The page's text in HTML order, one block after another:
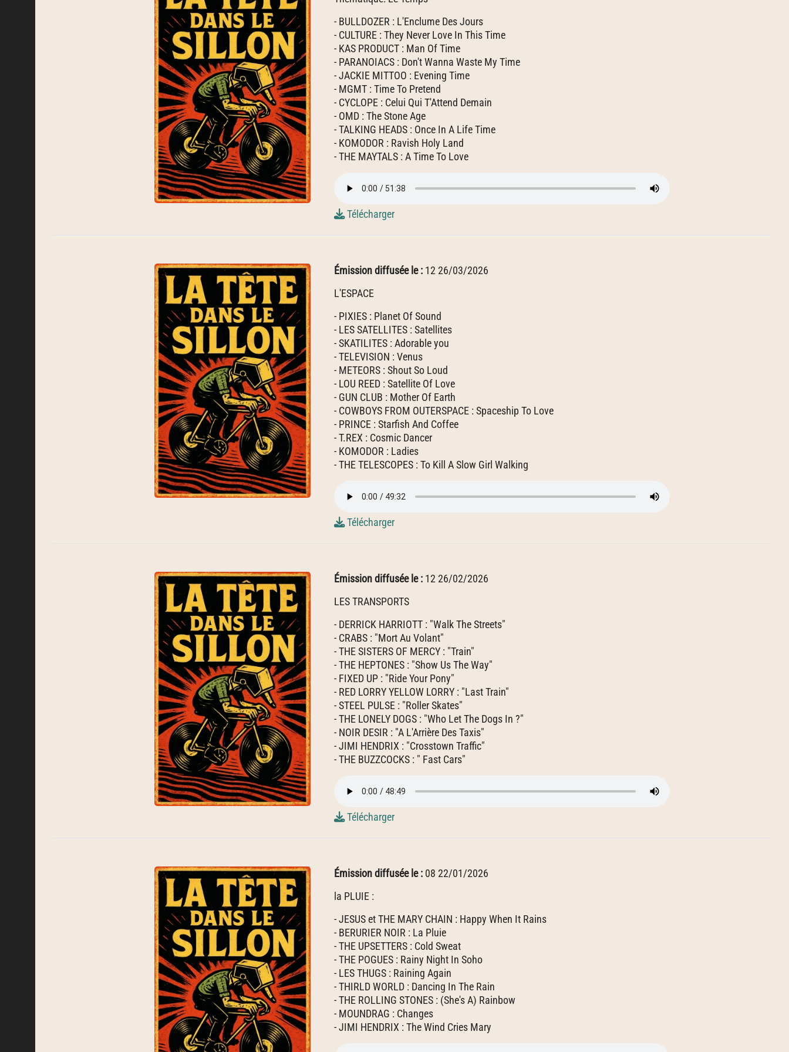
- BULLDOZER : L'Enclume Des Jours
- CULTURE : They Never Love In This Time
- KAS PRODUCT : Man Of Time
- PARANOIACS : Don't Wanna Waste My Time
- JACKIE MITTOO : Evening Time
- MGMT : Time To Pretend
- CYCLOPE : Celui Qui T'Attend Demain
- OMD : The Stone Age
- TALKING HEADS : Once In A Life Time
- KOMODOR : Ravish Holy Land
- THE MAYTALS : A Time To Love
Télécharger
Émission diffusée le : 12 26/03/2026
L'ESPACE
- PIXIES : Planet Of Sound
- LES SATELLITES : Satellites
- SKATILITES : Adorable you
- TELEVISION : Venus
- METEORS : Shout So Loud
- LOU REED : Satellite Of Love
- GUN CLUB : Mother Of Earth
- COWBOYS FROM OUTERSPACE : Spaceship To Love
- PRINCE : Starfish And Coffee
- T.REX : Cosmic Dancer
- KOMODOR : Ladies
- THE TELESCOPES : To Kill A Slow Girl Walking
Télécharger
Émission diffusée le : 12 26/02/2026
LES TRANSPORTS
- DERRICK HARRIOTT : "Walk The Streets"
- CRABS : "Mort Au Volant"
- THE SISTERS OF MERCY : "Train"
- THE HEPTONES : "Show Us The Way"
- FIXED UP : "Ride Your Pony"
- RED LORRY YELLOW LORRY : "Last Train"
- STEEL PULSE : "Roller Skates"
- THE LONELY DOGS : "Who Let The Dogs In ?"
- NOIR DESIR : "A L'Arrière Des Taxis"
- JIMI HENDRIX : "Crosstown Traffic"
- THE BUZZCOCKS : " Fast Cars"
Télécharger
Émission diffusée le : 08 22/01/2026
la PLUIE :
- JESUS et THE MARY CHAIN : Happy When It Rains
- BERURIER NOIR : La Pluie
- THE UPSETTERS : Cold Sweat
- THE POGUES : Rainy Night In Soho
- LES THUGS : Raining Again
- THIRLD WORLD : Dancing In The Rain
- THE ROLLING STONES : (She's A) Rainbow
- MOUNDRAG : Changes
- JIMI HENDRIX : The Wind Cries Mary